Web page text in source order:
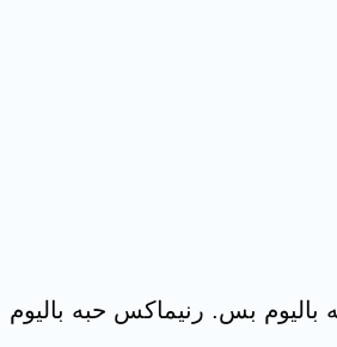
باليوم بس. رنيماكس حبه باليوم